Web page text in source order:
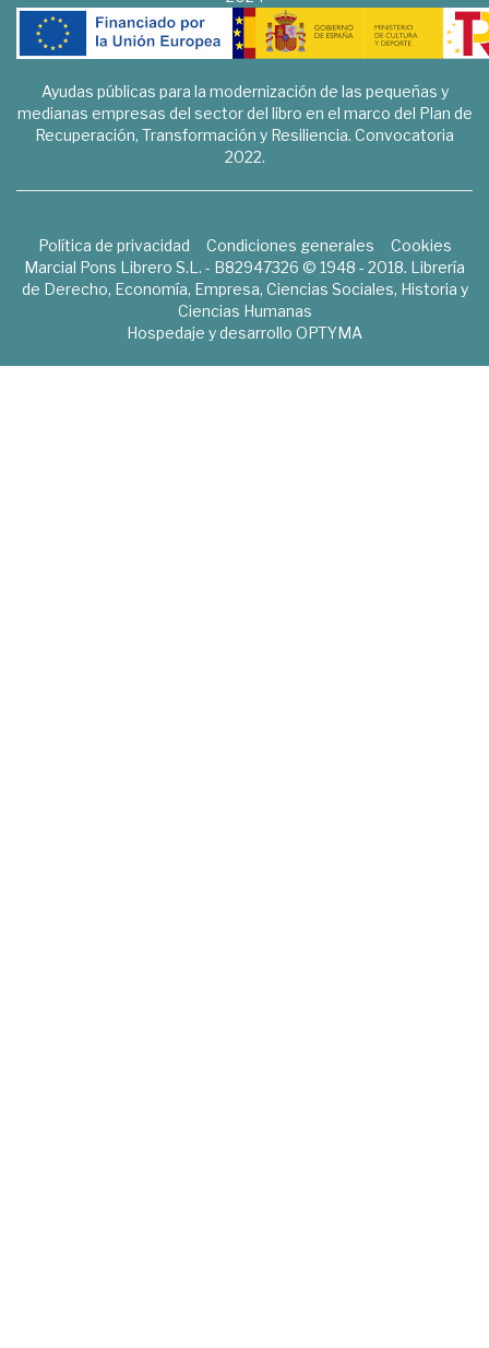
Ayudas públicas para la modernización de las pequeñas y
medianas empresas del sector del libro en el marco del Plan de
Recuperación, Transformación y Resiliencia. Convocatoria
2022.
Política de privacidad Condiciones generales
Cookies
Marcial Pons Librero S.L. - B82947326 © 1948 - 2018. Librería
de Derecho, Economía, Empresa, Ciencias Sociales, Historia y
Ciencias Humanas
Hospedaje y desarrollo OPTYMA